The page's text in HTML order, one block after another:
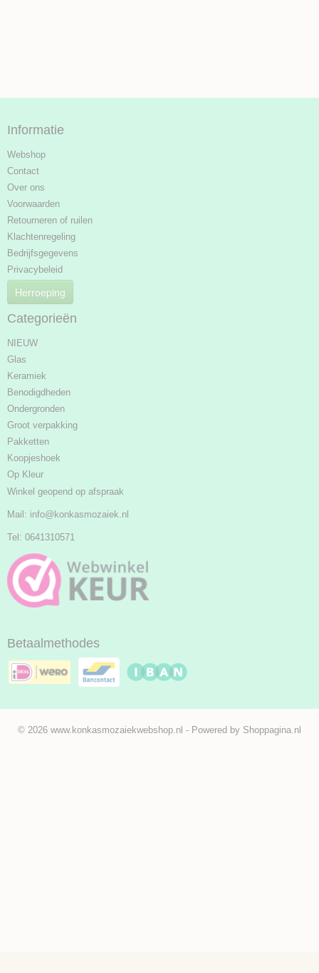
Informatie
Webshop
Contact
Over ons
Voorwaarden
Retourneren of ruilen
Klachtenregeling
Bedrijfsgegevens
Privacybeleid
Herroeping
Categorieën
NIEUW
Glas
Keramiek
Benodigdheden
Ondergronden
Groot verpakking
Pakketten
Koopjeshoek
Op Kleur
Winkel geopend op afspraak
Mail: info@konkasmozaiek.nl
Tel: 0641310571
Betaalmethodes
© 2026 www.konkasmozaiekwebshop.nl - Powered by Shoppagina.nl